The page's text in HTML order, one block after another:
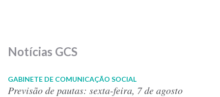
Notícias GCS
GABINETE DE COMUNICAÇÃO SOCIAL
Previsão de pautas: sexta-feira, 7 de agosto